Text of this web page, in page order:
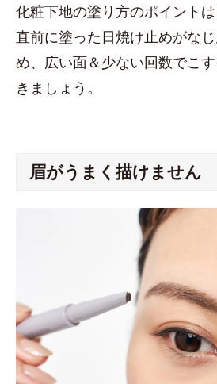
化粧下地の塗り方のポイントは
直前に塗った日焼け止めがな
め、広い面＆少ない回数でこ
きましょう。
眉がうまく描けません